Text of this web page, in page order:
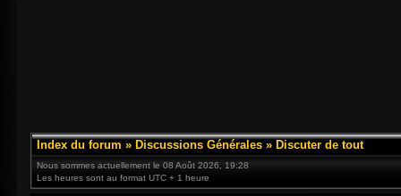
Index du forum » Discussions Générales » Discuter de tout
Nous sommes actuellement le 08 Août 2026, 19:28
Les heures sont au format UTC + 1 heure